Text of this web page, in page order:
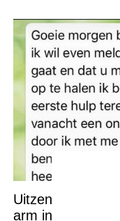
Uitzendkracht
arm in het gips